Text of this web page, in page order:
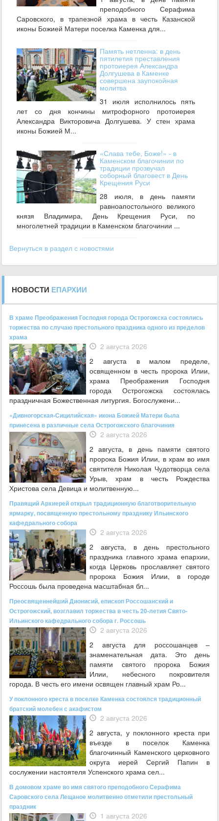
преподобного Серафима
Саровского, в трапезной храма в честь Казанской
иконы Божией Матери поселка Каменка для...
Память нетленна: в день
пятилетия преставления
протоиерея Александра
Долгушева в Каменке
совершена заупокойная
молитва
31 июля исполнилось пять
лет со дня кончины митрофорного протоиерея
Александра Викторовича Долгушева. У стен храма
иконы Божией М...
«Слава тебе, Боже!» - в
Каменском благочинии по
традиции прозвучал
соборный благовест в День
Крещения Руси
28 июля, в день памяти
равноапостольного великого
князя Владимира, День Крещения Руси, по
многолетней традиции в Каменском благочинии ...
Вернуться в раздел с новостями
НОВОСТИ ЕПАРХИИ
В храме Преображения Господня города Острогожска состоялись
торжества по случаю престольного праздника одного из пределов
храма
2 августа 2026
2 августа в малом пределе,
освященном в честь пророка Илии,
храма Преображения Господня
города Острогожска состоялась
праздничная Божественная литургия. Богослужени...
«Дивногорская-Сицилийская» икона Божией Матери была
принесена в различные села Острогожского благочиния
2 августа 2026
2 августа, в день памяти святого
пророка Божия Илии, в храм во имя
святителя Николая Чудотворца села
Урыв, храм в честь Рождества
Христова села Девица и молитвенную...
Правящий Архиерей открыл традиционную благотворительную
ярмарку, посвященную престольному празднику Ильинского
кафедрального собора
2 августа 2026
2 августа, в день престольного
праздника главного храма епархии,
когда Церковь прославляет святого
пророка Божия Илии, в городе
Россошь была проведена масштабная бл...
Преосвященнейший Дионисий, епископ Россошанский и
Острогожский, возглавил торжества в честь 20-летия Свято-
Ильинского кафедрального собора г. Россошь
2 августа 2026
2 августа для россошанцев –
знаменательная дата. Это день
памяти святого пророка Божия
Илии, небесного покровителя
города. В честь его имени освящен главный храм Ро...
У поклонного креста в поселке Каменка состоялся традиционный
братский молебен с акафистом
2 августа 2026
2 августа, у поклонного креста при
въезде в поселок Каменка
благочинный Каменского церковного
округа иерей Сергий Папин в
сослужении настоятеля Успенского храма сел...
В домовом храме во имя святого преподобного Серафима
Саровского села Лещаное молитвенно отметили престольный
праздник
1 августа 2026